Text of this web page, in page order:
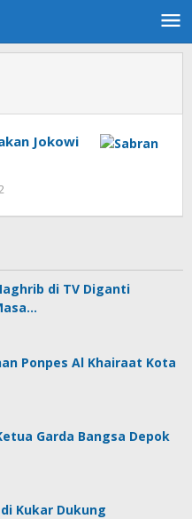
Jokowi
di TV Diganti
Ponpes Al Khairaat Kota
Garda Bangsa Depok
Kukar Dukung